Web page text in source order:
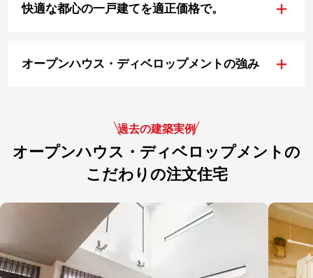
快適な都心の一戸建てを適正価格で。 +
オープンハウス・ディベロップメントの強み +
過去の建築実例
オープンハウス・ディベロップメントの
こだわりの注文住宅